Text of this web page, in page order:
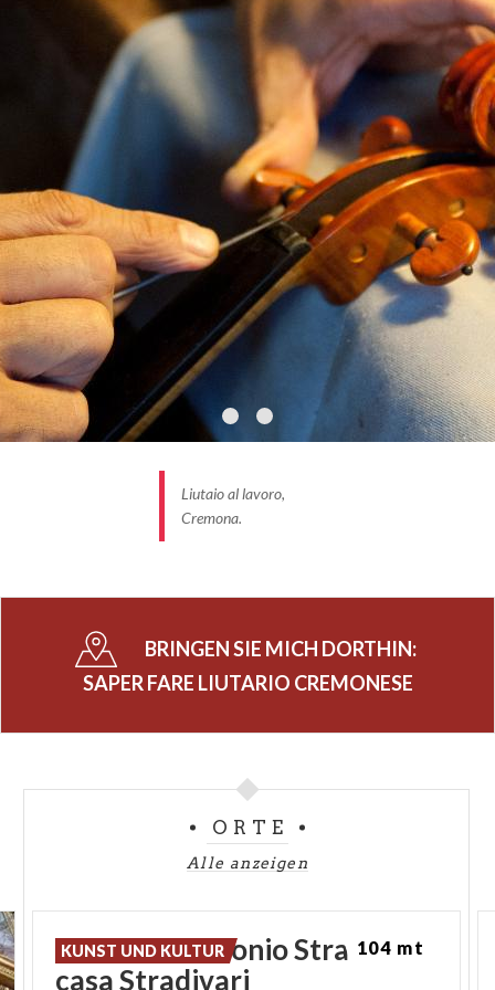
Liutaio al lavoro,
Cremona.
BRINGEN SIE MICH DORTHIN:
SAPER FARE LIUTARIO CREMONESE
ORTE
Alle anzeigen
Haus von Antonio Stradivari
casa Stradivari
KUNST UND KULTUR 104 mt